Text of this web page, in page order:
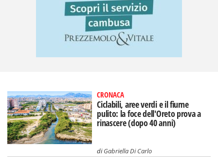
CRONACA
Ciclabili, aree verdi e il fiume
pulito: la foce dell'Oreto prova a
rinascere (dopo 40 anni)
diGabriella Di Carlo